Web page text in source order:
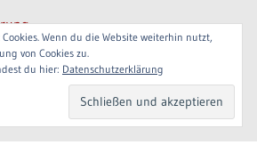
/ Widerrufsrecht
Wenn du die Website weiterhin nutzt,
von Cookies zu.
du hier: Datenschutzerklärung